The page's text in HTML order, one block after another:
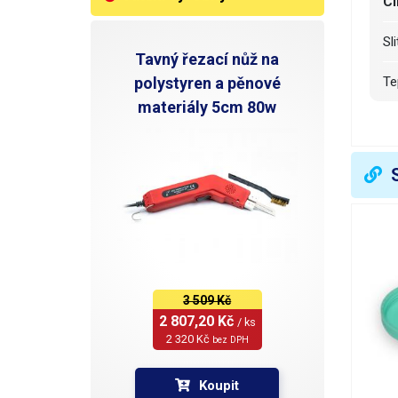
Tavný řezací nůž na
polystyren a pěnové
materiály 5cm 80w
3 509 Kč
2 807,20 Kč / ks
2 320 Kč bez DPH
Koupit